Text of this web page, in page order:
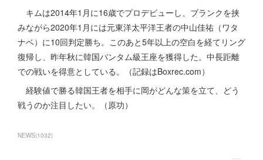
キムは2014年1月に16歳でプロデビューし、ブランクを挟
みながら2020年1月には元東洋太平洋王者の中山佳祐（ワタ
ナベ）に10回判定勝ち。このあと5年以上の空白を経てリング
復帰し、昨年秋に韓国バンタム級王座を獲得した。中長距離
での戦いを得意としている。（記録はBoxrec.com）
経験値で勝る韓国王者を相手に岡がどんな策を立て、どう
戦うのか注目したい。（原功）
NEWS(1032)